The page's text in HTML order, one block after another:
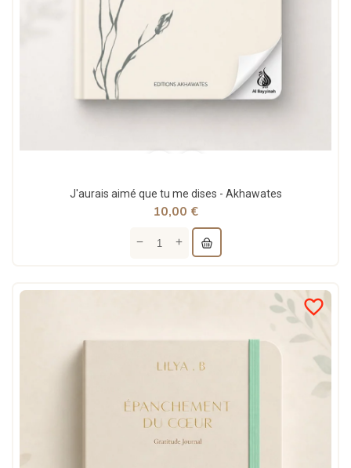
J'aurais aimé que tu me dises - Akhawates
10,00 €
favorite_border